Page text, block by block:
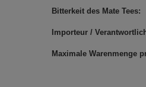
Bitterkeit des Mate Tees
Importeur /
Maximale Warenmenge